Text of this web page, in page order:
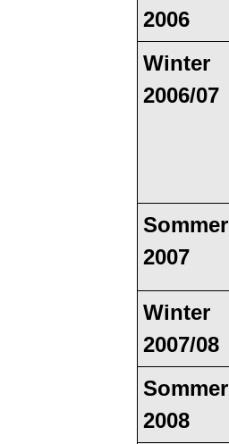
2006
Winter
2006/07
Sommer
2007
Winter
2007/08
Sommer
2008